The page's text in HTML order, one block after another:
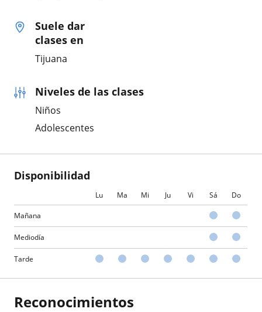
Suele dar
clases en
Tijuana
Niveles de las clases
Niños
Adolescentes
Disponibilidad
Lu Ma Mi Ju Vi Sá Do
Mañana
Mediodía
Tarde
Reconocimientos